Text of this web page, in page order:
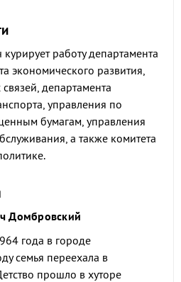
работу департамента
экономического развития,
департамента
управления по
бумагам, управления
а также комитета
Домбровский
года в городе
семья переехала в
прошло в хуторе